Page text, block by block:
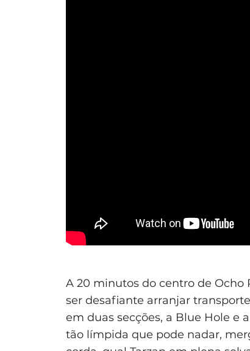
A 20 minutos do centro de Ocho
ser desafiante arranjar
em duas secções, a Blue Hole e
tão límpida que pode nadar,